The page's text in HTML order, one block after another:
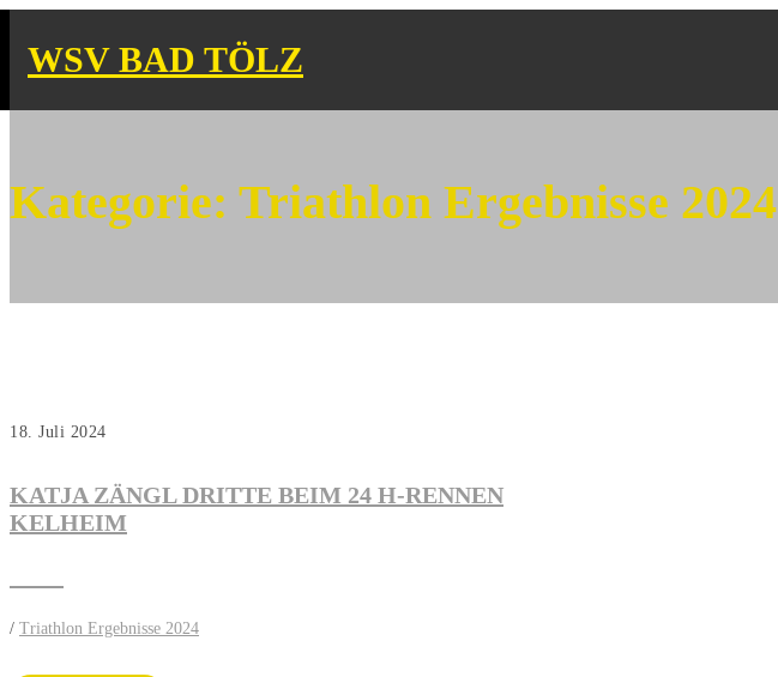
WSV BAD TÖLZ
Kategorie: Triathlon Ergebnisse 2024
18. Juli 2024
KATJA ZÄNGL DRITTE BEIM 24 H-RENNEN
KELHEIM
/ Triathlon Ergebnisse 2024